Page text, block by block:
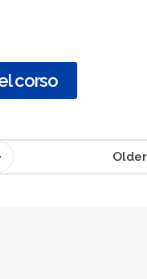
corso
Older